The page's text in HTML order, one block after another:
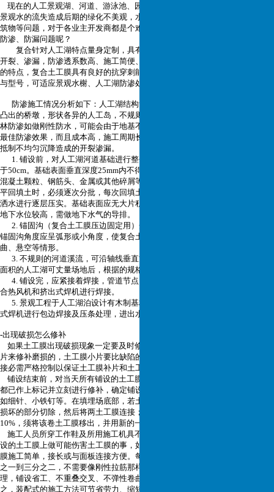
现在的人工景观湖、河道、游泳池、园林景观水池，大部分都有渗漏问题，
景观水的流失造成后期的绿化不美观，水质处理无法改善，影响周围其他的建
筑物等问题，对于各业主开发商都是个难题。那采取什么措施打造景观人工湖
防渗、防漏问题呢？
复合针对人工湖特点量身定制，具有良好的机械性能，抗基础沉降引起的
开裂、渗漏，防渗透系数高、施工简便、施工质量易于检测、工程造价成本低
的特点，复合土工膜具有良好的抗穿刺能力，适合景观之花卉种植。多种规格
与型号，可适应景观水榭、人工湖防渗处理的各种工程环境的防渗材料。
防渗施工情况分析如下：人工湖结构复杂，造形各异，一般有弯曲的河道，
凸出的桥墩，形状各异的人工岛，不规则毛石挡墙，不同的景观驳岸，景观园
林防渗如做刚性防水，可能会由于地基不均匀沉降，造成开裂渗漏，无法达到
最佳防渗效果，而且成本高，施工周期长。复合土工膜良好的物理性能，可以
抵制不均匀沉降造成的开裂渗漏。
1. 铺设前，对人工湖河道基础进行整平夯实，拐角和落差的地方半径不应小
于50cm。基础表面垂直深度25mm内不得有尖锐杂物：如树根、瓦砾、石子、
混凝土颗粒、钢筋头、金属或其他碎屑等足以刺穿复合土工膜之杂物。基础整
平回填土时，必须逐次分批，每次回填土厚度不超过30cm，并用机械设备配合
洒水进行逐层压实。基础表面应无大片积水、淤泥等影响铺设焊接的情况。如
地下水位较高，需做地下水气的导排。
2. 锚固沟（复合土工膜压边固定用）开挖：锚固沟规格50cm×50cm×50cm，
锚固沟角度应呈弧形或小角度，使复合土工膜能平顺与沟壁贴合，避免过度弯
曲、悬空等情形。
3. 不规则的河道溪流，可沿轴线垂直方向铺设，这样避免出现皱褶鼓包。大
面积的人工湖可丈量场地后，根据的规格，选择最佳的铺设方案。
4. 铺设完，应紧接着焊接，管道节点、阴阳角、拐角等难处理的地方，可配
合热风机和挤出式焊机进行焊接。
5. 景观工程于人工湖泊设计有木制基桩或混凝土桥梁等，可用热风机和挤出
式焊机进行包边焊接及压条处理，进出水管道可用法兰盘密封。
-出现破损怎么修补
如果土工膜出现破损现象一定要及时修补，必需通过铺设和热连接土工膜小
片来修补磨损的，土工膜小片要比缺陷的边沿在各
接必需严格控制以保证土工膜补片和土工膜紧密结合，并对土工膜没有损害。
铺设结束前，对当天所有铺设的土工膜表面进行目测以确定所有损坏的地方
都已作上标记并立刻进行修补，确定铺设表面没有可能造
如细针、小铁钉等。在填埋场底部，若土工膜裂口超过卷材宽度的10%，须将
损坏的部分切除，然后将两土工膜连接 ；若在坡面上，裂口超过卷材宽度的
10%，须将该卷土工膜移出，并用新的一卷替换。
施工人员所穿工作鞋及所用施工机具不应损伤土工膜，施工人员不得在已铺
设的土工膜上做可能伤害土工膜的事，如抽烟或用尖锐工
膜施工简单，接长或与面板连接方便。每个结点拉筋数量比柔性拉筋减少二分
之一到三分之二，不需要像刚性拉筋那样需要做焊接、栓接、铆固和防腐处
理，铺设省工、不重叠交叉、不弹性卷曲，易于大面积机械化施工作业。加
之，装配式的施工方法可节省劳力、缩短工期，从而降低整个加筋土工程造